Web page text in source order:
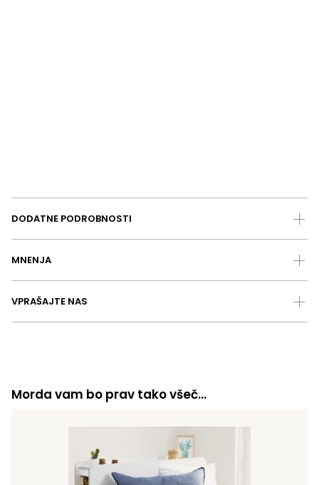
DODATNE PODROBNOSTI
MNENJA
VPRAŠAJTE NAS
Morda vam bo prav tako všeč…